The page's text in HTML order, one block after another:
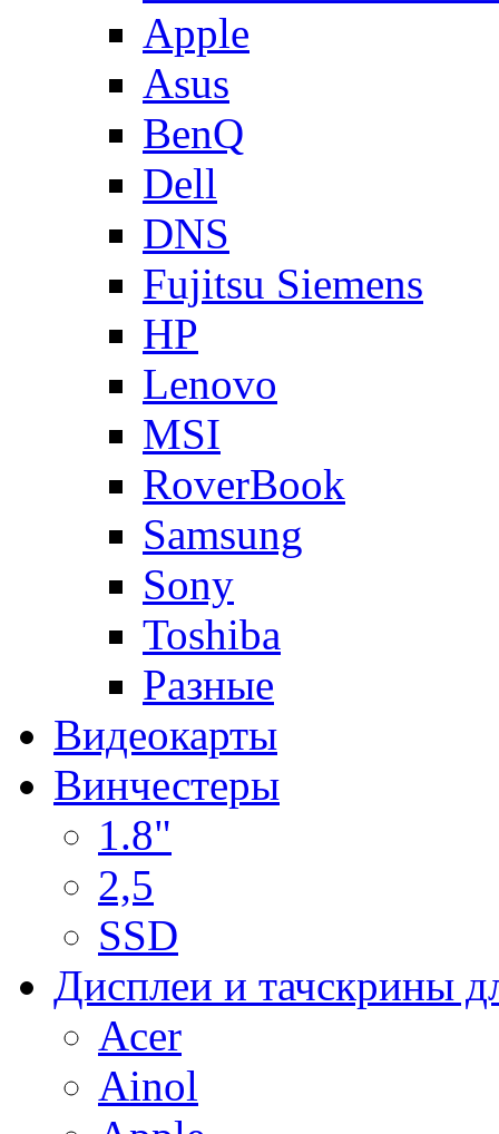
Apple
Asus
BenQ
Dell
DNS
Fujitsu Siemens
HP
Lenovo
MSI
RoverBook
Samsung
Sony
Toshiba
Разные
Видеокарты
Винчестеры
1.8"
2,5
SSD
Дисплеи и тачскрины
Acer
Ainol